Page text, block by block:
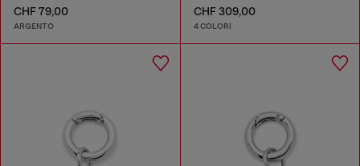
CHF 79,00
ARGENTO
CHF 309,00
4 COLORI